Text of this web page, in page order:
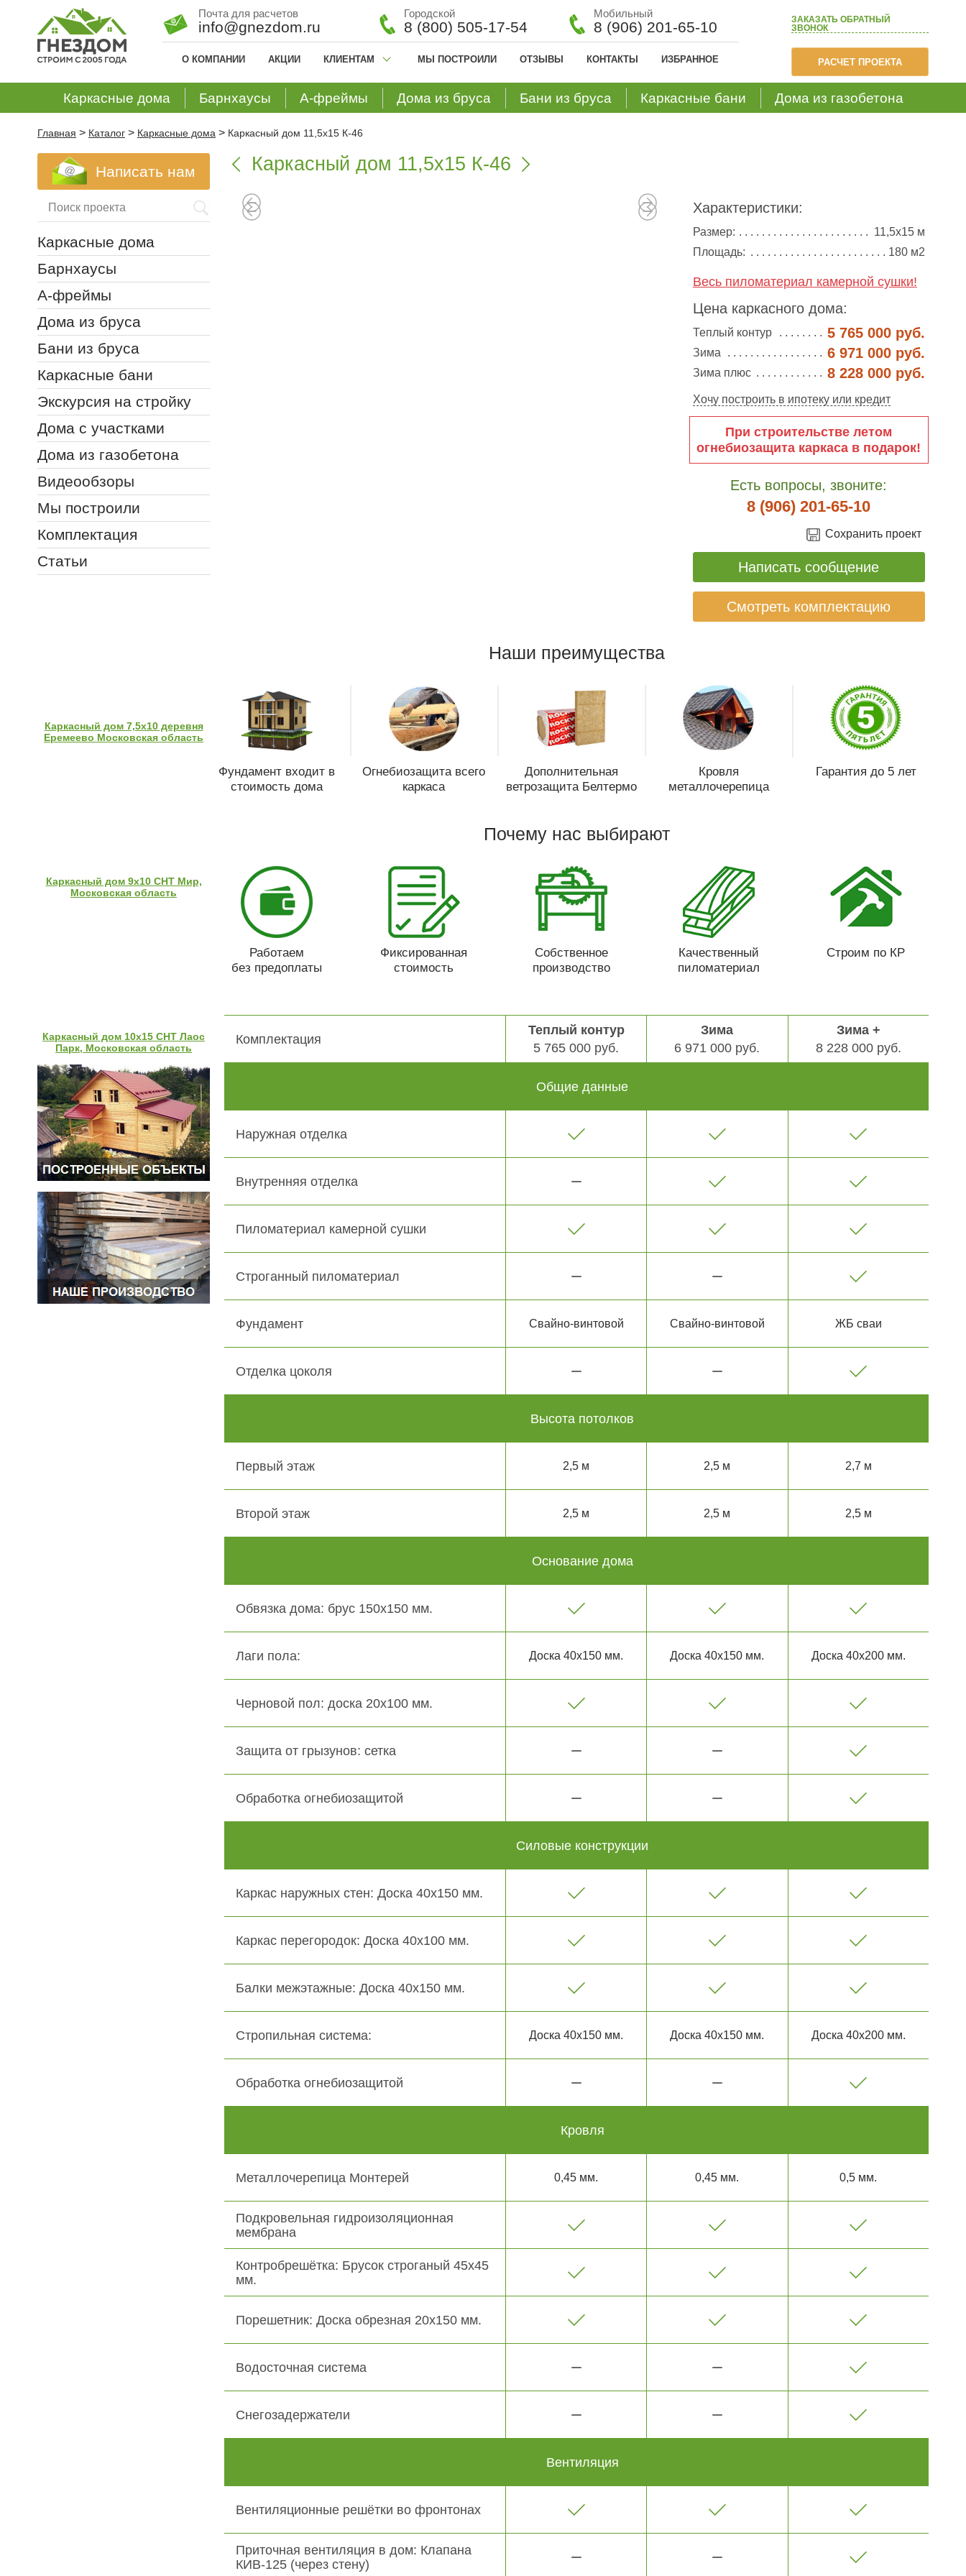
ЗАКАЗАТЬ ОБРАТНЫЙ
ЗВОНОК
РАСЧЕТ ПРОЕКТА
Почта для расчетов
info@gnezdom.ru
Городской
8 (800) 505-17-54
Мобильный
8 (906) 201-65-10
О КОМПАНИИ АКЦИИ КЛИЕНТАМ МЫ ПОСТРОИЛИ ОТЗЫВЫ КОНТАКТЫ ИЗБРАННОЕ
Каркасные дома Барнхаусы А-фреймы Дома из бруса Бани из бруса Каркасные бани Дома из газобетона
Главная > Каталог > Каркасные дома > Каркасный дом 11,5х15 К-46
 Каркасный дом 11,5х15 К-46 
Характеристики:
Размер:
11,5х15 м
Площадь:
180 м2
Весь пиломатериал камерной сушки!
Цена каркасного дома:
Теплый контур 5 765 000 руб.
Зима 6 971 000 руб.
Зима плюс 8 228 000 руб.
Хочу построить в ипотеку или кредит
При строительстве летом
огнебиозащита каркаса в подарок!
Есть вопросы, звоните:
8 (906) 201-65-10
Сохранить проект
Написать сообщение
Смотреть комплектацию
Наши преимущества
Фундамент входит в
стоимость дома
Огнебиозащита всего
каркаса
Дополнительная
ветрозащита Белтермо
Кровля
металлочерепица
Гарантия до 5 лет
Почему нас выбирают
Работаем
без предоплаты
Фиксированная
стоимость
Собственное
производство
Качественный
пиломатериал
Строим по КР
Комплектация
Теплый контур
5 765 000 руб.
Зима
6 971 000 руб.
Зима +
8 228 000 руб.
Общие данные
Наружная отделка
Внутренняя отделка
Пиломатериал камерной сушки
Строганный пиломатериал
Фундамент Свайно-винтовой Свайно-винтовой ЖБ сваи
Отделка цоколя
Высота потолков
Первый этаж 2,5 м 2,5 м 2,7 м
Второй этаж 2,5 м 2,5 м 2,5 м
Основание дома
Обвязка дома: брус 150х150 мм.
Лаги пола: Доска 40х150 мм. Доска 40х150 мм. Доска 40х200 мм.
Черновой пол: доска 20х100 мм.
Защита от грызунов: сетка
Обработка огнебиозащитой
Силовые конструкции
Каркас наружных стен: Доска 40х150 мм.
Каркас перегородок: Доска 40х100 мм.
Балки межэтажные: Доска 40х150 мм.
Стропильная система: Доска 40х150 мм. Доска 40х150 мм. Доска 40х200 мм.
Обработка огнебиозащитой
Кровля
Металлочерепица Монтерей 0,45 мм. 0,45 мм. 0,5 мм.
Подкровельная гидроизоляционная
мембрана
Контробрешётка: Брусок строганый 45х45
мм.
Порешетник: Доска обрезная 20х150 мм.
Водосточная система
Снегозадержатели
Вентиляция
Вентиляционные решётки во фронтонах
Приточная вентиляция в дом: Клапана
КИВ-125 (через стену)
Написать нам
Каркасные дома
Барнхаусы
А-фреймы
Дома из бруса
Бани из бруса
Каркасные бани
Экскурсия на стройку
Дома с участками
Дома из газобетона
Видеообзоры
Мы построили
Комплектация
Статьи
Каркасный дом 7,5х10 деревня
Еремеево Московская область
Каркасный дом 9х10 СНТ Мир,
Московская область
Каркасный дом 10х15 СНТ Лаос
Парк, Московская область